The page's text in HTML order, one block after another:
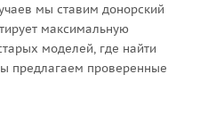
мы ставим донорский
максимальную
моделей, где найти
предлагаем проверенные